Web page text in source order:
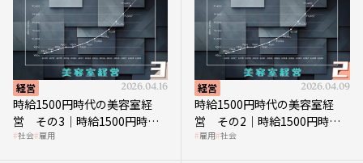
経営 2026.04.16
時給1500円時代の美容室経
営 その3｜時給1500円時
代、美容業はどのような影響
社会 雇用
経営 2026.04.09
時給1500円時代の美容室経
営 その2｜時給1500円時代
に支払う給与はいくらなのか
雇用 社会